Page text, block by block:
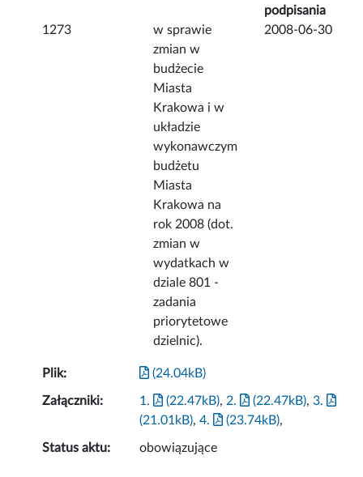
podpisania
1273
w sprawie
zmian w
budżecie
Miasta
Krakowa i w
układzie
wykonawczym
budżetu
Miasta
Krakowa na
rok 2008 (dot.
zmian w
wydatkach w
dziale 801 -
zadania
priorytetowe
dzielnic).
2008-06-30
Plik: (24.04kB)
Załączniki: 1. (22.47kB), 2. (22.47kB),3.
(21.01kB),4. (23.74kB),
Status aktu: obowiązujące